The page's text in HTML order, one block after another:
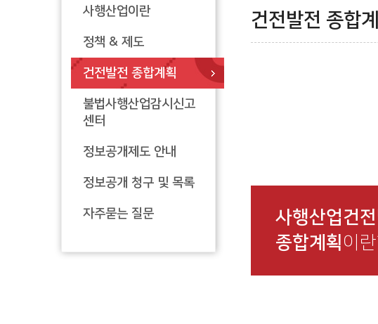
사행산업이란
정책 & 제도
건전발전 종합계획
불법사행산업감시신고
센터
정보공개제도 안내
정보공개 청구 및 목록
자주묻는 질문
건전발전 종합
사행산업건
종합계획이